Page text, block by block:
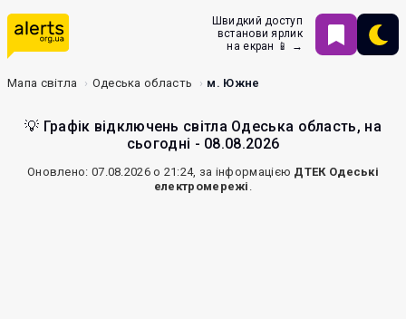
Швидкий доступ
встанови ярлик
на екран 📱 →
Мапа світла Одеська область м. Южне
💡 Графік відключень світла Одеська область, на
сьогодні - 08.08.2026
Оновлено: 07.08.2026 о 21:24, за інформацією ДТЕК Одеські
електромережі .